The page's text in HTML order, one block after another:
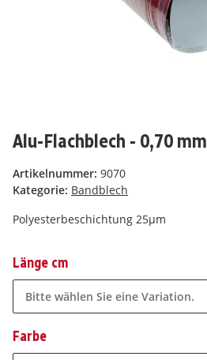
Alu-Flachblech - 0,70 mm
Artikelnummer: 9070
Kategorie: Bandblech
Polyesterbeschichtung 25µm
Länge cm
Bitte wählen Sie eine Variation.
Farbe